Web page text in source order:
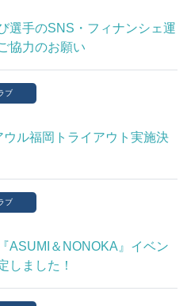
選手のSNS・フィナンシェ運
協力のお願い
ブ
ウル福岡トライアウト実施決
ブ
ASUMI＆NONOKA』イベン
しました！